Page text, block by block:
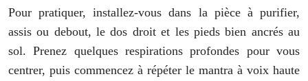
Pour pratiquer, installez-vous dans la pièce à purifier,
assis ou debout, le dos droit et les pieds bien ancrés au
sol. Prenez quelques respirations profondes pour vous
centrer, puis commencez à répéter le mantra à voix haute